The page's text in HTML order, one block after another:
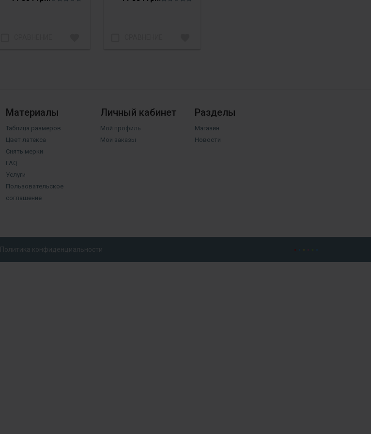
Материалы
Таблица размеров
Цвет латекса
Снять мерки
FAQ
Услуги
Пользовательское
соглашение
Личный кабинет
Мой профиль
Мои заказы
Разделы
Магазин
Новости
Политика конфиденциальности